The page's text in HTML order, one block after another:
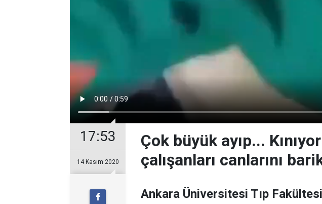
17:53
14 Kasım 2020
Çok büyük ayıp...
çalışanları canlarını
Ankara Üniversitesi Tıp